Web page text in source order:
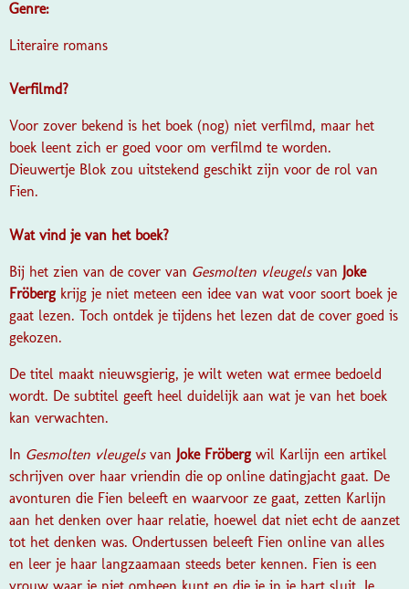
Genre:
Literaire romans
Verfilmd?
Voor zover bekend is het boek (nog) niet verfilmd, maar het
boek leent zich er goed voor om verfilmd te worden.
Dieuwertje Blok zou uitstekend geschikt zijn voor de rol van
Fien.
Wat vind je van het boek?
Bij het zien van de cover van Gesmolten vleugelsvan Joke
Fröberg krijg je niet meteen een idee van wat voor soort boek je
gaat lezen. Toch ontdek je tijdens het lezen dat de cover goed is
gekozen.
De titel maakt nieuwsgierig, je wilt weten wat ermee bedoeld
wordt. De subtitel geeft heel duidelijk aan wat je van het boek
kan verwachten.
In Gesmolten vleugelsvan Joke Fröberg wil Karlijn een artikel
schrijven over haar vriendin die op online datingjacht gaat. De
avonturen die Fien beleeft en waarvoor ze gaat, zetten Karlijn
aan het denken over haar relatie, hoewel dat niet echt de aanzet
tot het denken was. Ondertussen beleeft Fien online van alles
en leer je haar langzaamaan steeds beter kennen. Fien is een